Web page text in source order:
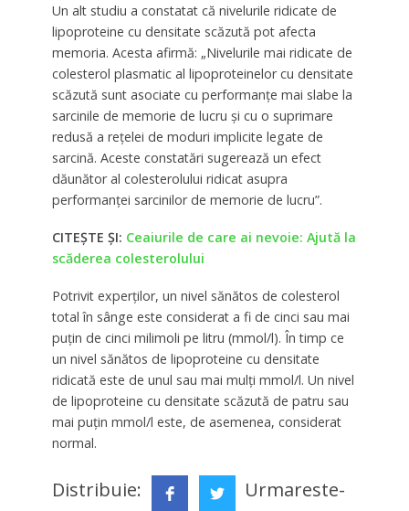
Un alt studiu a constatat că nivelurile ridicate de
lipoproteine cu densitate scăzută pot afecta
memoria. Acesta afirmă: „Nivelurile mai ridicate de
colesterol plasmatic al lipoproteinelor cu densitate
scăzută sunt asociate cu performanțe mai slabe la
sarcinile de memorie de lucru și cu o suprimare
redusă a rețelei de moduri implicite legate de
sarcină. Aceste constatări sugerează un efect
dăunător al colesterolului ridicat asupra
performanței sarcinilor de memorie de lucru”.
CITEȘTE ȘI: Ceaiurile de care ai nevoie: Ajută la
scăderea colesterolului
Potrivit experților, un nivel sănătos de colesterol
total în sânge este considerat a fi de cinci sau mai
puțin de cinci milimoli pe litru (mmol/l). În timp ce
un nivel sănătos de lipoproteine cu densitate
ridicată este de unul sau mai mulți mmol/l. Un nivel
de lipoproteine cu densitate scăzută de patru sau
mai puțin mmol/l este, de asemenea, considerat
normal.
Distribuie:
Urmareste-